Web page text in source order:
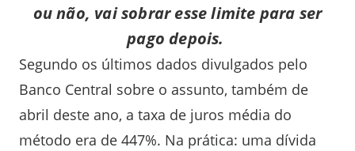
ou não, vai sobrar esse limite para ser
pago depois.
Segundo os últimos dados divulgados pelo
Banco Central sobre o assunto, também de
abril deste ano, a taxa de juros média do
método era de 447%. Na prática: uma dívida